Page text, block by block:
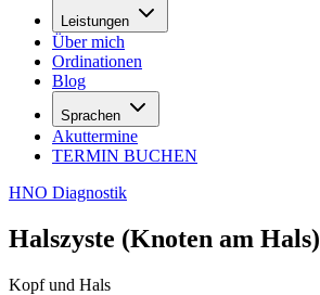
Leistungen
Über mich
Ordinationen
Blog
Sprachen
Akuttermine
TERMIN BUCHEN
HNO Diagnostik
Halszyste (Knoten am Hals)
Kopf und Hals